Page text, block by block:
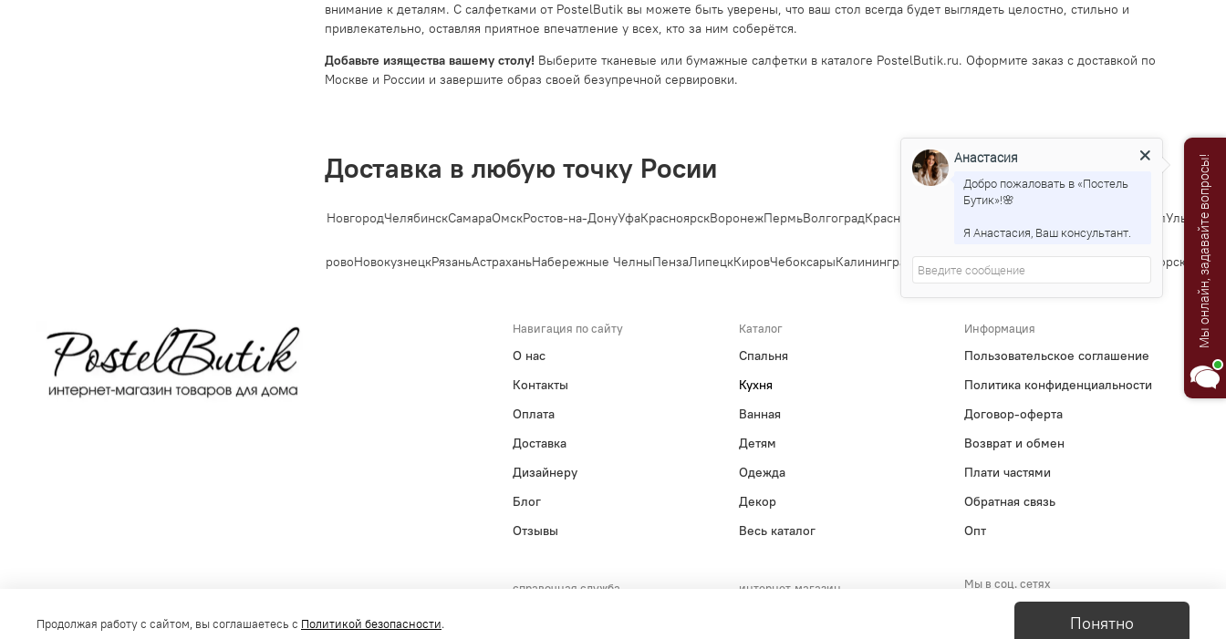
внимание к деталям. С салфетками от PostelButik вы можете быть уверены, что ваш стол всегда будет выглядеть целостно, стильно и
привлекательно, оставляя приятное впечатление у всех, кто за ним соберётся.
Добавьте изящества вашему столу!Выберите тканевые или бумажные салфетки в каталоге PostelButik.ru. Оформите заказ с доставкой по
Москве и России и завершите образ своей безупречной сервировки.
Доставка в любую точку Росии
Нижний НовгородЧелябинскСамараОмскРостов-на-ДонуУфаКрасноярскВоронежПермьВолгоградКраснодар Ульяновск
КемеровоНовокузнецкРязаньАстраханьНабережные ЧелныПензаЛипецкКировЧебоксарыКалининград ТулаКурскСтавропольСочиТверьМагнитогорск
Навигация по сайту
О нас
Контакты
Оплата
Доставка
Дизайнеру
Блог
Отзывы
Каталог
Спальня
Кухня
Ванная
Детям
Одежда
Декор
Весь каталог
Информация
Пользовательское соглашение
Политика конфиденциальности
Договор-оферта
Возврат и обмен
Плати частями
Обратная связь
Опт
справочная служба интернет-магазин Мы в соц. сетях
Продолжая работу с сайтом, вы соглашаетесь с Политикой безопасности. Понятно
Мы онлайн, задавайте вопросы!
Анастасия
Добро пожаловать в «Постель
Бутик»!🌸
Я Анастасия, Ваш консультант.